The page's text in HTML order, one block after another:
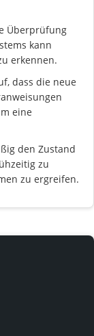
Überprüfung
kann
erkennen.
dass die neue
eine
den Zustand
zu
zu ergreifen.